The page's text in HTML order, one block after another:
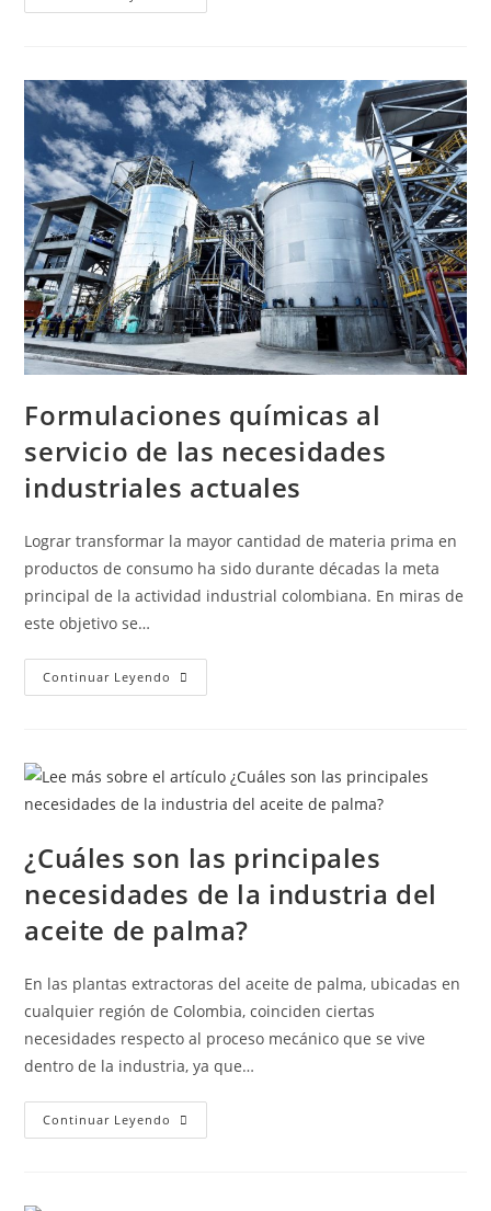
Formulaciones químicas al
servicio de las necesidades
industriales actuales
Lograr transformar la mayor cantidad de materia prima en
productos de consumo ha sido durante décadas la meta
principal de la actividad industrial colombiana. En miras de
este objetivo se…
Continuar Leyendo
¿Cuáles son las principales
necesidades de la industria del
aceite de palma?
En las plantas extractoras del aceite de palma, ubicadas en
cualquier región de Colombia, coinciden ciertas
necesidades respecto al proceso mecánico que se vive
dentro de la industria, ya que…
Continuar Leyendo